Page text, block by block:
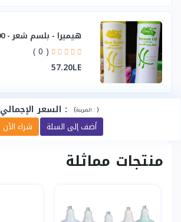
هيميرا - بلسم شعر - 900 مللي
( 0 )
57.20LE
السعر الإجمالي : ( الضريبة :)
شراء الآن أضف إلى السلة
منتجات مماثلة